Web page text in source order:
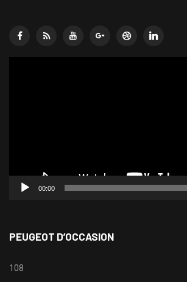
00:00
PEUGEOT D’OCCASION
108